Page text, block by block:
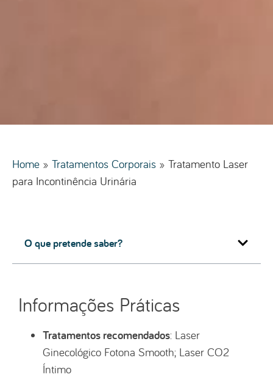
Home » Tratamentos Corporais » Tratamento Laser
para Incontinência Urinária
O que pretende saber?
Informações Práticas
Tratamentos recomendados: Laser
Ginecológico Fotona Smooth; Laser CO2
Íntimo